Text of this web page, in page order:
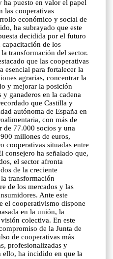
puesto en valor el papel
las cooperativas
económico y social de
ha subrayado que este
decidida por el futuro
de los
transformación del sector.
que las cooperativas
esencial para fortalecer la
agrarias, concentrar la
y mejorar la posición
ganaderos en la cadena
que Castilla y
autónoma de España en
con más de
de 77.000 socios y una
millones de euros,
cooperativas situadas entre
consejero ha señalado que,
el sector afronta
de la creciente
transformación
de los mercados y las
Ante este
el cooperativismo dispone
en la unión, la
colectiva. En este
de la Junta de
de cooperativas más
profesionalizadas y
ello, ha incidido en que la